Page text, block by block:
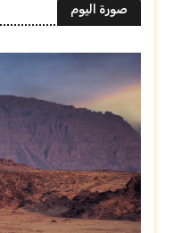
صورة اليوم